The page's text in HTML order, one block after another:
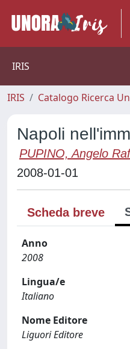
IRIS
IRIS Catalogo Ricerca
Napoli
PUPINO, Angelo
2008-01-01
Scheda breve
Anno
2008
Lingua/e
Italiano
Nome Editore
Liguori Editore